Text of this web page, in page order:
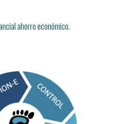
ahorro económico.